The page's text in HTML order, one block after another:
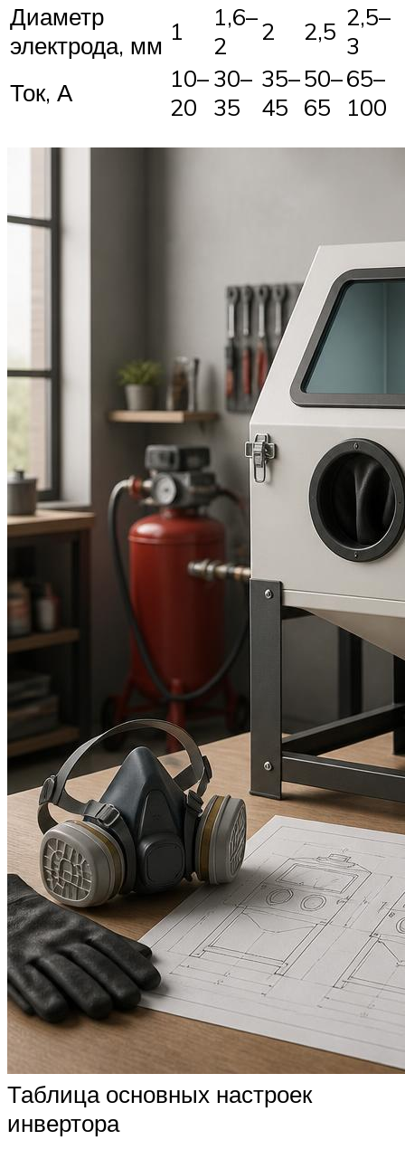
Диаметр
электрода, мм 1
1,6–
2
2 2,5 2,5–
3
Ток, А
10–
20
30–
35
35–
45
50–
65
65–
100
Таблица основных настроек
инвертора